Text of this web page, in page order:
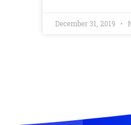
December 31, 2019